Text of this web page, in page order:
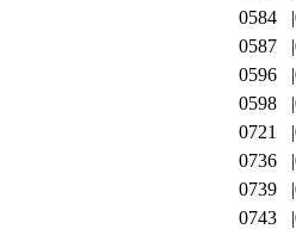
0584
0587
0596
0598
0721
0736
0739
0743